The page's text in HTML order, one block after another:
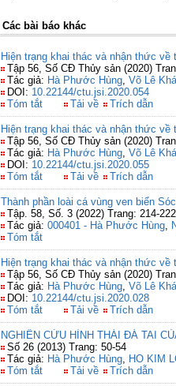
Các bài báo khác
Hiện trạng khai thác và nhận thức
Tập 56, Số CĐ Thủy sản (2020)
Tác giả: Hà Phước Hùng, Võ Lê
DOI: 10.22144/ctu.jsi.2020.054
Tóm tắt
Tải về Trích dẫn
Hiện trạng khai thác và nhận thức
Tập 56, Số CĐ Thủy sản (2020)
Tác giả: Hà Phước Hùng, Võ Lê
DOI: 10.22144/ctu.jsi.2020.055
Tóm tắt
Tải về Trích dẫn
Thành phần loài cá vùng ven biển
Tập. 58, Số. 3 (2022) Trang: 214-222
Tác giả: 000401 - Hà Phước Hùng,
Tóm tắt
Hiện trạng khai thác và nhận thức
Tập 56, Số CĐ Thủy sản (2020)
Tác giả: Hà Phước Hùng, Võ Lê
DOI: 10.22144/ctu.jsi.2020.028
Tóm tắt
Tải về Trích dẫn
NGHIÊN CỨU HÌNH THÁI ĐÁ TAI
Số 26 (2013) Trang: 50-54
Tác giả: Hà Phước Hùng, HO KIM
Tóm tắt
Tải về Trích dẫn